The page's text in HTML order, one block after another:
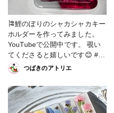
🎏鯉のぼりのシャカシャカキー
ホルダーを作ってみました。
YouTubeで公開中です。 覗い
てくださると嬉しいです😊 #レ
ジンキーホルダー #鯉のぼり #
シャカシャカ #レジン好きな方
と繋がりたい #春の作品コンテ
スト2024
つばきのアトリエ